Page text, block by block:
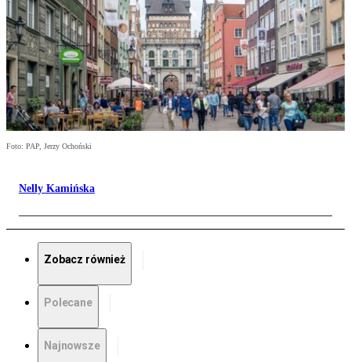
Foto: PAP, Jerzy Ochoński
Nelly Kamińska
Zobacz również
Polecane
Najnowsze